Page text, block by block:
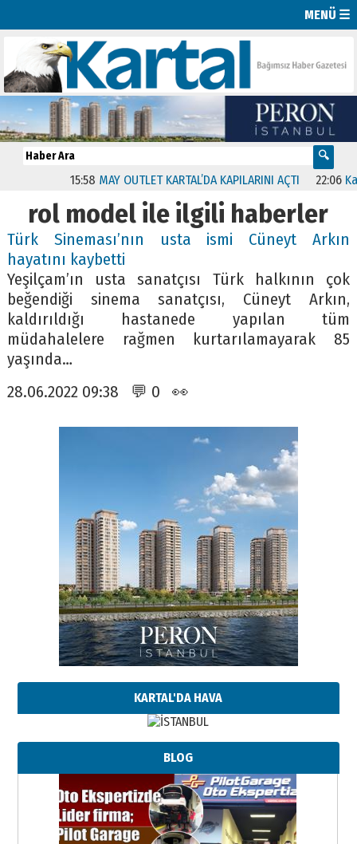
MENÜ ☰
15:58 MAY OUTLET KARTAL’DA KAPILARINI AÇTI 22:06
rol model ile ilgili haberler
Türk Sineması’nın usta ismi Cüneyt Arkın
hayatını kaybetti
Yeşilçam’ın usta sanatçısı Türk halkının çok
beğendiği sinema sanatçısı, Cüneyt Arkın,
kaldırıldığı hastanede yapılan tüm
müdahalelere rağmen kurtarılamayarak 85
yaşında…
28.06.2022 09:38 💬 0 👀
KARTAL'DA HAVA
BLOG